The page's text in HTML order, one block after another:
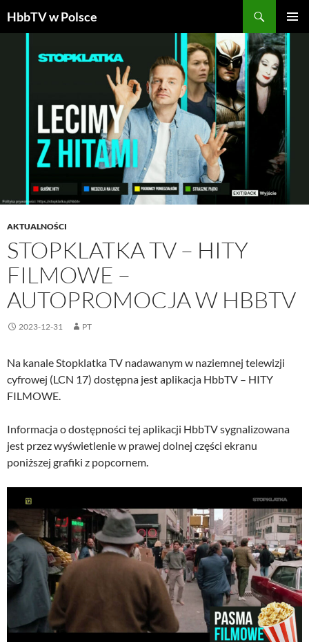
HbbTV w Polsce
MENU
TREŚCI
AKTUALNOŚCI
STOPKLATKA TV – HITY
FILMOWE –
AUTOPROMOCJA W HBBTV
2023-12-31 PT
Na kanale Stopklatka TV nadawanym w naziemnej telewizji
cyfrowej (LCN 17) dostępna jest aplikacja HbbTV – HITY
FILMOWE.
Informacja o dostępności tej aplikacji HbbTV sygnalizowana
jest przez wyświetlenie w prawej dolnej części ekranu
poniższej grafiki z popcornem.